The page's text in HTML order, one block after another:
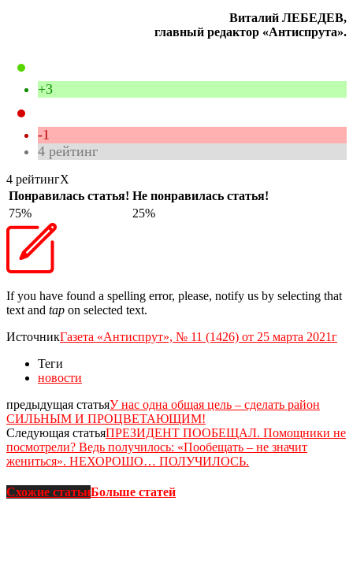
Виталий ЛЕБЕДЕВ,
главный редактор «Антиспрута».
+3
-1
4 рейтинг
4 рейтингX
Понравилась статья! Не понравилась статья!
75%
25%
If you have found a spelling error, please, notify us by selecting that
text and tap on selected text.
ИсточникГазета «Антиспрут», № 11 (1426) от 25 марта 2021г
Теги
новости
предыдущая статьяУ нас одна общая цель – сделать район
СИЛЬНЫМ И ПРОЦВЕТАЮЩИМ!
Следующая статьяПРЕЗИДЕНТ ПООБЕЩАЛ. Помощники не
посмотрели? Ведь получилось: «Пообещать – не значит
жениться». НЕХОРОШО… ПОЛУЧИЛОСЬ.
Схожие статьиБольше статей